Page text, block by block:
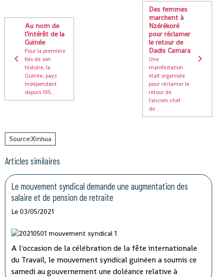
Au nom de
l’intérêt de la
Guinée
Pour la première
fois de son
histoire, la
Guinée, pays
indépendant
depuis 195...
Des femmes
marchent à
Nzérékoré
pour réclamer
le retour de
Dadis Camara
Une
manifestation
était organisée
pour réclamer le
retour de
l'ancien chef
de...
Source:Xinhua
Articles similaires
Le mouvement syndical demande une augmentation des
salaire et de pension de retraite
Le 03/05/2021
A l'occasion de la célébration de la fête internationale
du Travail, le mouvement syndical guinéen a soumis ce
samedi au gouvernement une doléance relative à